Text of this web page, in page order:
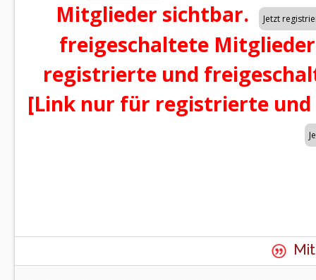
Mitglieder sichtbar.
freigeschaltete
registrierte und
[Link nur für registrierte